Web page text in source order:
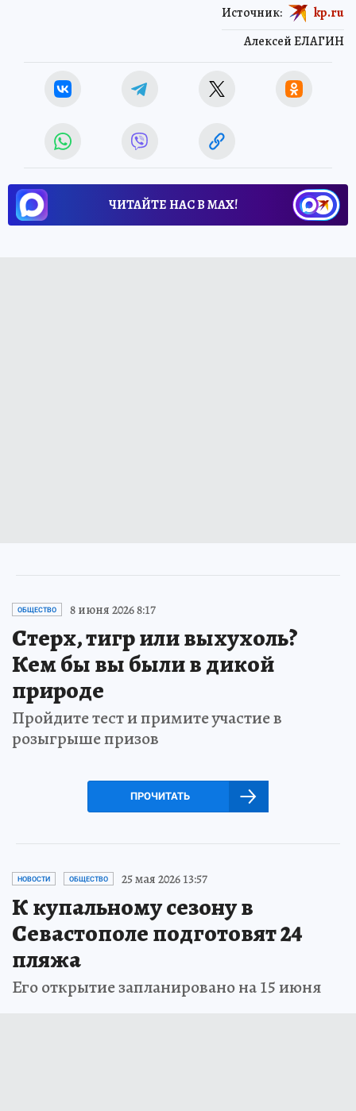
Алексей ЕЛАГИН
Источник: kp.ru
ЧИТАЙТЕ НАС В МАХ!
ОБЩЕСТВО 8 июня 2026 8:17
Стерх, тигр или выхухоль?
Кем бы вы были в дикой
природе
Пройдите тест и примите участие в
розыгрыше призов
ПРОЧИТАТЬ
НОВОСТИ ОБЩЕСТВО 25 мая 2026 13:57
К купальному сезону в
Севастополе подготовят 24
пляжа
Его открытие запланировано на 15 июня